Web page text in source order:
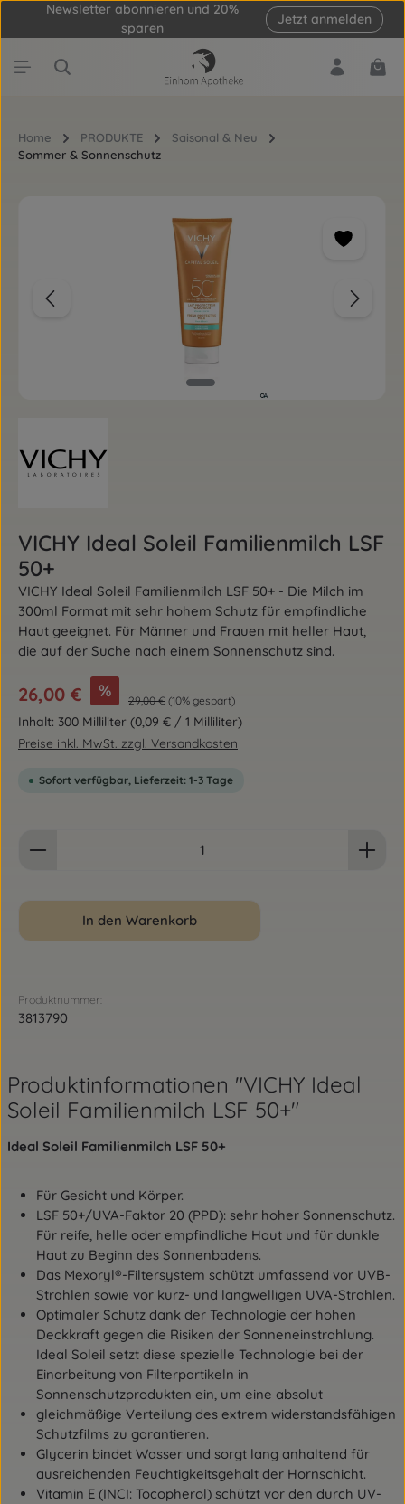
Zum Hauptinhalt springen
Newsletter abonnieren und 20%
sparen
Jetzt anmelden
Home PRODUKTE
Saisonal & Neu
Sommer & Sonnenschutz
VICHY Ideal Soleil Familienmilch LSF
50+
VICHY Ideal Soleil Familienmilch LSF 50+ - Die Milch im
300ml Format mit sehr hohem Schutz für empfindliche
Haut geeignet. Für Männer und Frauen mit heller Haut,
die auf der Suche nach einem Sonnenschutz sind.
Verkaufspreis:
26,00 € % Regulärer Preis:
29,00 € (10% gespart)
Inhalt: 300 Milliliter (0,09 € / 1 Milliliter)
Preise inkl. MwSt. zzgl. Versandkosten
Sofort verfügbar, Lieferzeit: 1-3 Tage
In den Warenkorb
Produktnummer:
3813790
Produktinformationen "VICHY Ideal
Soleil Familienmilch LSF 50+"
Ideal Soleil Familienmilch LSF 50+
Für Gesicht und Körper.
LSF 50+/UVA-Faktor 20 (PPD): sehr hoher Sonnenschutz.
Für reife, helle oder empfindliche Haut und für dunkle
Haut zu Beginn des Sonnenbadens.
Das Mexoryl®-Filtersystem schützt umfassend vor UVB-
Strahlen sowie vor kurz- und langwelligen UVA-Strahlen.
Optimaler Schutz dank der Technologie der hohen
Deckkraft gegen die Risiken der Sonneneinstrahlung.
Ideal Soleil setzt diese spezielle Technologie bei der
Einarbeitung von Filterpartikeln in
Sonnenschutzprodukten ein, um eine absolut
gleichmäßige Verteilung des extrem widerstandsfähigen
Schutzfilms zu garantieren.
Glycerin bindet Wasser und sorgt lang anhaltend für
ausreichenden Feuchtigkeitsgehalt der Hornschicht.
Vitamin E (INCI: Tocopherol) schützt vor den durch UV-